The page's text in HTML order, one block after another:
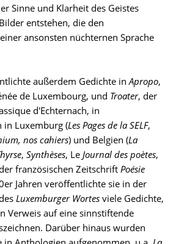
Sinne und Klarheit des Geistes
entstehen, die den
ansonsten nüchternen Sprache
außerdem Gedichte inApropo,
de Luxembourg, und Troater, der
d'Echternach, in
in Luxemburg (Les Pages de la SELF,
nos cahiers) und Belgien (La
, Synthèses, Le Journal des poètes,
französischen Zeitschrift Poésie
Jahren veröffentlichte sie in der
Luxemburger Wortes viele Gedichte,
Verweis auf eine sinnstiftende
Darüber hinaus wurden